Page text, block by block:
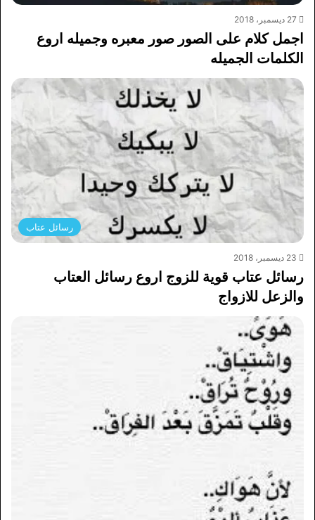
27 ديسمبر، 2018
اجمل كلام على الصور صور معبره وجميله اروع
الكلمات الجميله
رسائل عتاب
23 ديسمبر، 2018
رسائل عتاب قوية للزوج اروع رسائل العتاب
والزعل للازواج